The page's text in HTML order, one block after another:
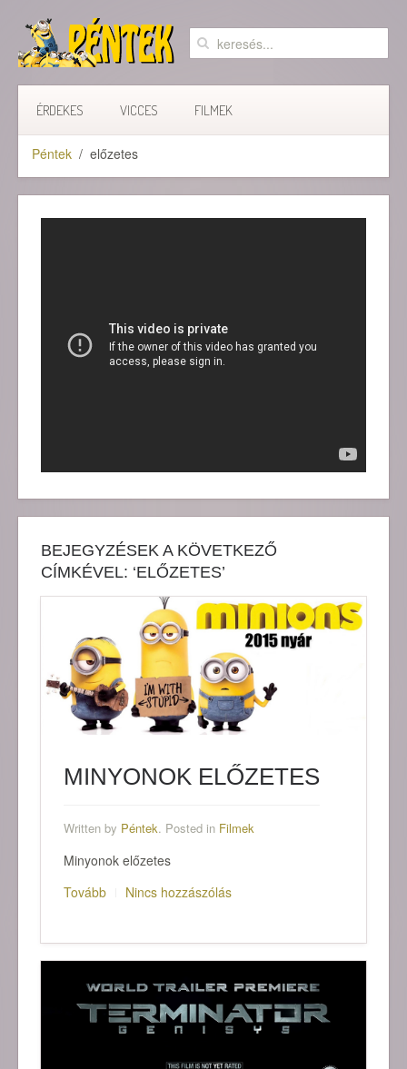
ÉRDEKES VICCES FILMEK
Péntek előzetes
BEJEGYZÉSEK A KÖVETKEZŐ
CÍMKÉVEL: ‘ELŐZETES’
MINYONOK ELŐZETES
Written by Péntek. Posted in Filmek
Minyonok előzetes
Tovább
Nincs hozzászólás